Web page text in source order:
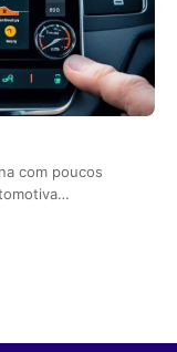
com poucos